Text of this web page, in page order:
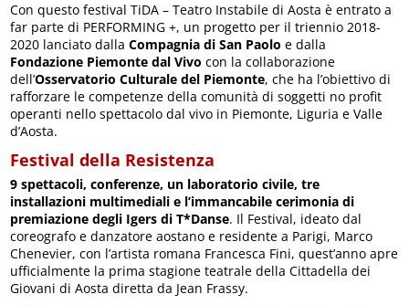
Con questo festival TiDA – Teatro Instabile di Aosta è entrato a
far parte di PERFORMING +, un progetto per il triennio 2018-
2020 lanciato dallaCompagnia di San Paolo e dalla
Fondazione Piemonte dal Vivo con la collaborazione
dell’Osservatorio Culturale del Piemonte, che ha l’obiettivo di
rafforzare le competenze della comunità di soggetti no profit
operanti nello spettacolo dal vivo in Piemonte, Liguria e Valle
d’Aosta.
Festival della Resistenza
9 spettacoli, conferenze, un laboratorio civile, tre
installazioni multimediali e l’immancabile cerimonia di
premiazione degli Igers di T*Danse. Il Festival, ideato dal
coreografo e danzatore aostano e residente a Parigi, Marco
Chenevier, con l’artista romana Francesca Fini, quest’anno apre
ufficialmente la prima stagione teatrale della Cittadella dei
Giovani di Aosta diretta da Jean Frassy.